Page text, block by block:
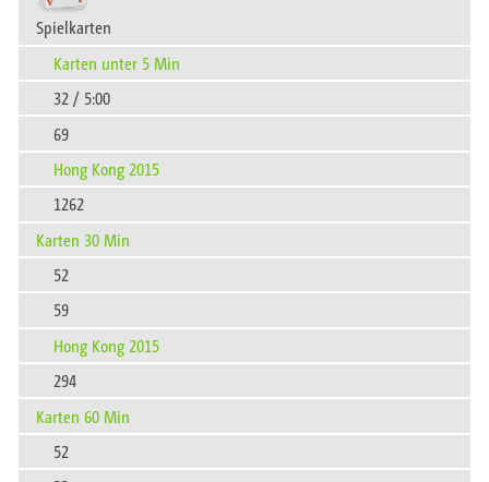
Spielkarten
Karten unter 5 Min
32 / 5:00
69
Hong Kong 2015
1262
Karten 30 Min
52
59
Hong Kong 2015
294
Karten 60 Min
52